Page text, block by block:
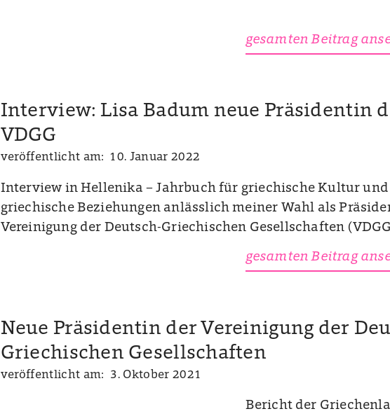
gesamten Beitrag
Interview: Lisa Badum neue Präsidentin
VDGG
veröffentlicht am: 10. Januar 2022
Interview in Hellenika – Jahrbuch für griechische Kultur und
griechische Beziehungen anlässlich meiner Wahl als
Vereinigung der Deutsch-Griechischen Gesellschaften
gesamten Beitrag
Neue Präsidentin der Vereinigung der
Griechischen Gesellschaften
veröffentlicht am: 3. Oktober 2021
Bericht der